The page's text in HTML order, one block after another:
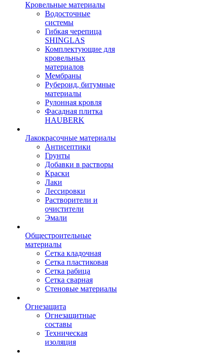
Кровельные материалы
Водосточные
системы
Гибкая черепица
SHINGLAS
Комплектующие для
кровельных
материалов
Мембраны
Рубероид, битумные
материалы
Рулонная кровля
Фасадная плитка
HAUBERK
Лакокрасочные материалы
Антисептики
Грунты
Добавки в растворы
Краски
Лаки
Лессировки
Растворители и
очистители
Эмали
Общестроительные
материалы
Сетка кладочная
Сетка пластиковая
Сетка рабица
Сетка сварная
Стеновые материалы
Огнезащита
Огнезащитные
составы
Техническая
изоляция